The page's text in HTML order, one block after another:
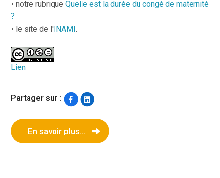
notre rubriqueQuelle est la durée du congé de maternité
?
le site de l'INAMI.
Lien
Partager sur :
En savoir plus...